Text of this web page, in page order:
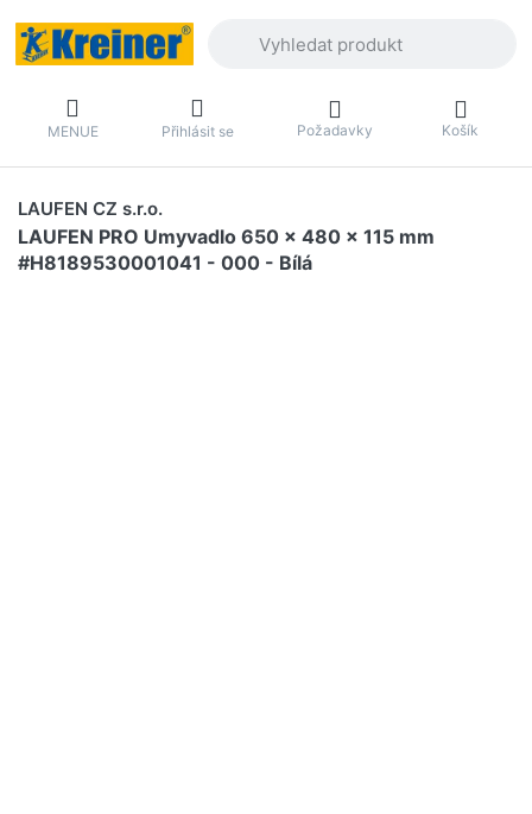
MENUE Přihlásit se Požadavky Košík
LAUFEN CZ s.r.o.
LAUFEN PRO Umyvadlo 650 x 480 x 115 mm
#H8189530001041 - 000 - Bílá